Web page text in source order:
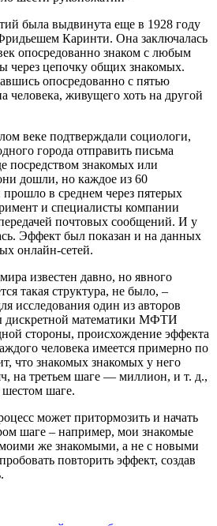
была выдвинута еще в 1928 году
Каринти. Она заключалась
опосредованно знаком с любым
через цепочку общих знакомых.
опосредованно с пятью
живущего хоть на другой
веке подтверждали социологи,
города отправить письма
посредством знакомых или
дошли, но каждое из 60
в среднем через пятерых
и специалисты компании
почтовых сообщений. И у
Эффект был показан и на данных
онлайн-сетей.
известен давно, но явного
такая структура, не было, –
исследования один из авторов
дискретной математики МФТИ
стороны, происхождение эффекта
человека имеется примерно по
что знакомых знакомых у него
на третьем шаге — миллион, и т. д.,
шестом шаге.
может притормозить и начать
шаге – например, мои знакомые
же знакомыми, а не с новыми
повторить эффект, создав